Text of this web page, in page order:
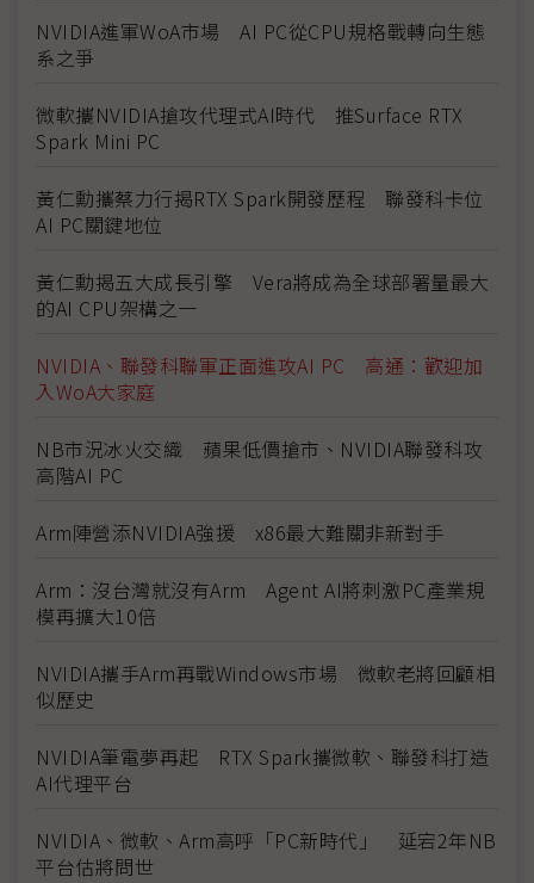
NVIDIA進軍WoA市場 AI PC從CPU規格戰轉向生態
系之爭
微軟攜NVIDIA搶攻代理式AI時代 推Surface RTX
Spark Mini PC
黃仁勳攜蔡力行揭RTX Spark開發歷程 聯發科卡位
AI PC關鍵地位
黃仁勳揭五大成長引擎 Vera將成為全球部署量最大
的AI CPU架構之一
NVIDIA、聯發科聯軍正面進攻AI PC 高通：歡迎加
入WoA大家庭
NB市況冰火交織 蘋果低價搶市、NVIDIA聯發科攻
高階AI PC
Arm陣營添NVIDIA強援 x86最大難關非新對手
Arm：沒台灣就沒有Arm Agent AI將刺激PC產業規
模再擴大10倍
NVIDIA攜手Arm再戰Windows市場 微軟老將回顧相
似歷史
NVIDIA筆電夢再起 RTX Spark攜微軟、聯發科打造
AI代理平台
NVIDIA、微軟、Arm高呼「PC新時代」 延宕2年NB
平台估將問世